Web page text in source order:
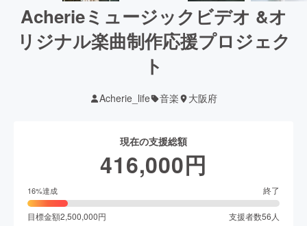
Acherieミュージックビデオ &オ
リジナル楽曲制作応援プロジェク
ト
Acherie_life 音楽 大阪府
現在の支援総額
416,000円
16%達成 終了
目標金額2,500,000円 支援者数56 人